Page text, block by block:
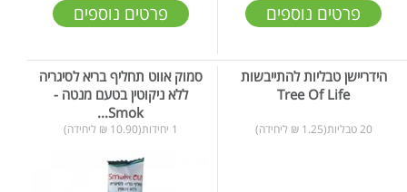
פרטים נוספים פרטים נוספים
הידריישן טבליות להתייבשות
Tree Of Life
20 טבליות(1.25 ₪ ליחידה)
סמוק אווט תחליף בריא לסיגריה
ללא ניקוטין בטעם מנטה -
Smok...
1 יחידות(10.90 ₪ ליחידה)